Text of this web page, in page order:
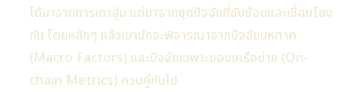
ได้มาจากการเดาสุ่ม แต่มาจากชุดปัจจัยที่ซับซ้อนและเชื่อมโยง
กัน โดยหลักๆ แล้วเขามักจะพิจารณาจากปัจจัยมหภาค
(Macro Factors) และปัจจัยเฉพาะของเครือข่าย (On-
chain Metrics) ควบคู่กันไป